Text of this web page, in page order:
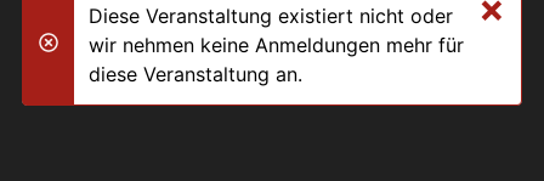
danger
Diese Veranstaltung existiert nicht oder
wir nehmen keine Anmeldungen mehr für
diese Veranstaltung an.